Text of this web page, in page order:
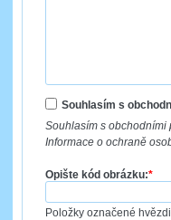
Souhlasím s
Souhlasím s obchodními
Informace o ochraně
Opište kód obrázku:*
Položky označené